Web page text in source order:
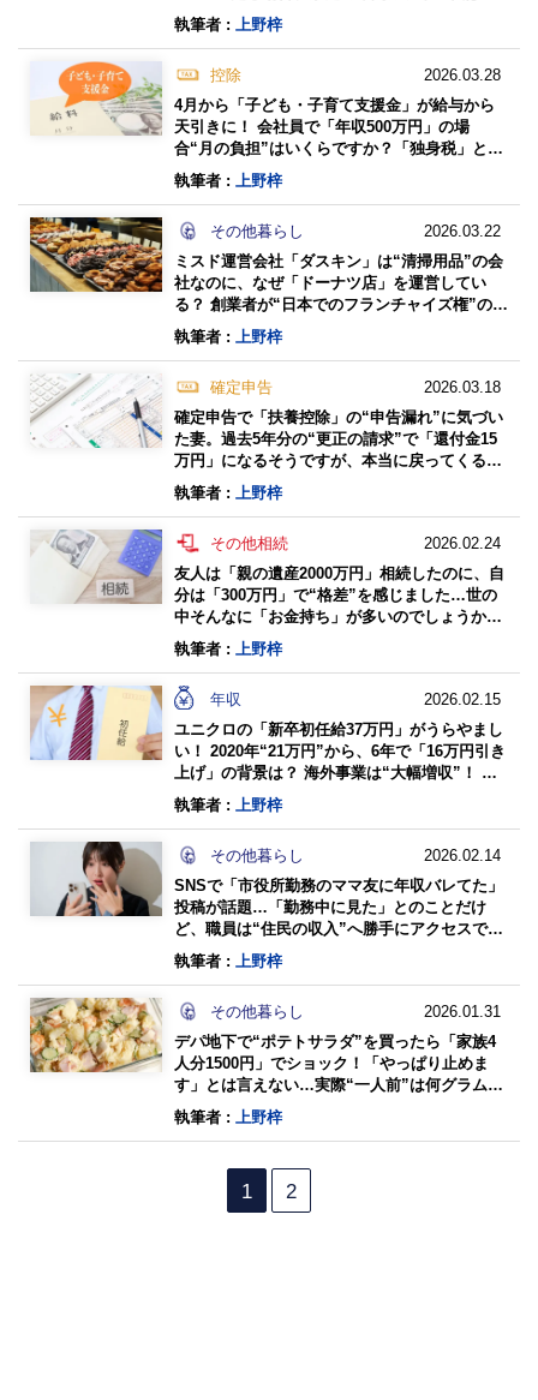
くら増えますか？ 段階別に試算
執筆者 : 上野梓
控除 2026.03.28
4月から「子ども・子育て支援金」が給与から
天引きに！ 会社員で「年収500万円」の場
合“月の負担”はいくらですか？「独身税」と呼
ばれていますが、独身者だけ払うのでしょう
か？
執筆者 : 上野梓
その他暮らし 2026.03.22
ミスド運営会社「ダスキン」は“清掃用品”の会
社なのに、なぜ「ドーナツ店」を運営してい
る？ 創業者が“日本でのフランチャイズ権”のた
めに、巨額の投資をした「ドーナツへの想い」
とは
執筆者 : 上野梓
確定申告 2026.03.18
確定申告で「扶養控除」の“申告漏れ”に気づい
た妻。過去5年分の“更正の請求”で「還付金15
万円」になるそうですが、本当に戻ってくるの
でしょうか？ 仕組みや注意点を確認
執筆者 : 上野梓
その他相続 2026.02.24
友人は「親の遺産2000万円」相続したのに、自
分は「300万円」で“格差”を感じました…世の
中そんなに「お金持ち」が多いのでしょうか？
相続額の平均・貯蓄額を確認
執筆者 : 上野梓
年収 2026.02.15
ユニクロの「新卒初任給37万円」がうらやまし
い！ 2020年“21万円”から、6年で「16万円引き
上げ」の背景は？ 海外事業は“大幅増収”！ 高
給を実現できる理由を決算で確認
執筆者 : 上野梓
その他暮らし 2026.02.14
SNSで「市役所勤務のママ友に年収バレてた」
投稿が話題…「勤務中に見た」とのことだけ
ど、職員は“住民の収入”へ勝手にアクセスでき
る!? 個人情報漏洩の罰則もあわせて解説
執筆者 : 上野梓
その他暮らし 2026.01.31
デパ地下で“ポテトサラダ”を買ったら「家族4
人分1500円」でショック！「やっぱり止めま
す」とは言えない…実際“一人前”は何グラムで
すか？ 知っておきたい「重さの目安」とは
執筆者 : 上野梓
1 2